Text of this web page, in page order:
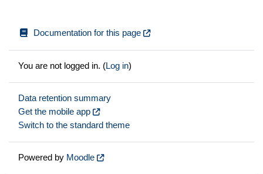
Documentation for this page
You are not logged in. (Log in)
Data retention summary
Get the mobile app
Switch to the standard theme
Powered by Moodle